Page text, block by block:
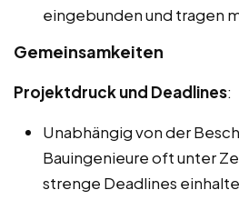
eingebunden und tragen
Gemeinsamkeiten
Projektdruck und Deadlines:
Unabhängig von der
Bauingenieure oft unter
strenge Deadlines